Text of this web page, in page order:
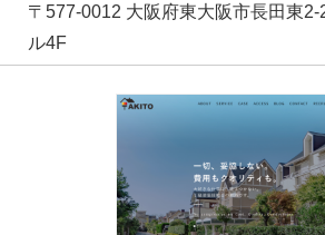
〒577-0012 大阪府東大阪市長田東
ル4F